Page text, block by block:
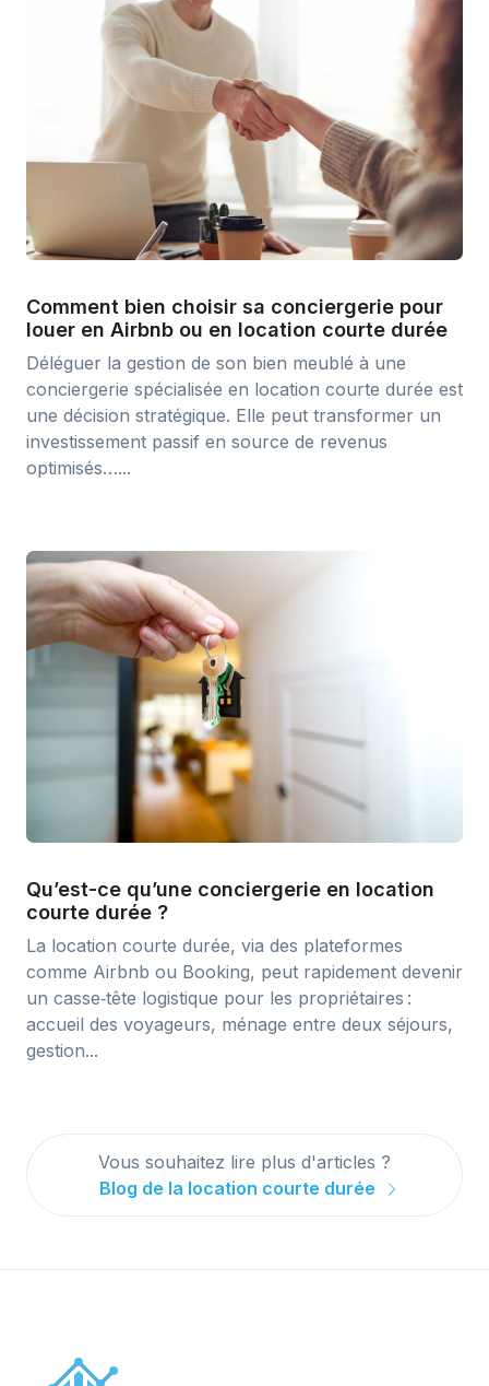
Comment bien choisir sa conciergerie pour
louer en Airbnb ou en location courte durée
Déléguer la gestion de son bien meublé à une
conciergerie spécialisée en location courte durée est
une décision stratégique. Elle peut transformer un
investissement passif en source de revenus
optimisés…...
Qu’est-ce qu’une conciergerie en location
courte durée ?
La location courte durée, via des plateformes
comme Airbnb ou Booking, peut rapidement devenir
un casse‑tête logistique pour les propriétaires :
accueil des voyageurs, ménage entre deux séjours,
gestion...
Vous souhaitez lire plus d'articles ?
Blog de la location courte durée